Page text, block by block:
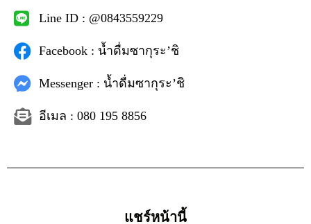
Line ID : @0843559229
Facebook : น้ำดื่มซากุระ’ชิ
Messenger : น้ำดื่มซากุระ’ชิ
อีเมล : 080 195 8856
แชร์หน้านี้